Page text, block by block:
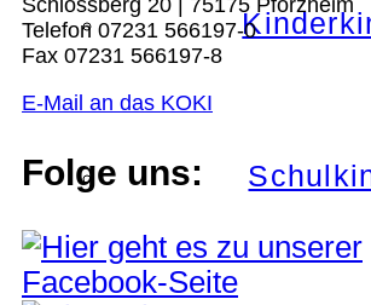
Schlossberg 20 | 75175 Pforzheim
Telefon 07231 566197-0
Fax 07231 566197-8
E-Mail an das KOKI
Folge uns: